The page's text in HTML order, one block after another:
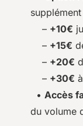
– +10€
– +15€
– +20€
– +30€
• Accès
du volume